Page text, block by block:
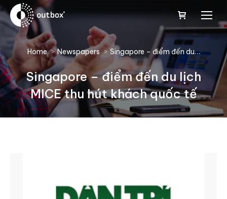
You are here:
Home Newspapers Singapore – điểm đến du…
Singapore – điểm đến du lịch
MICE thu hút khách quốc tế